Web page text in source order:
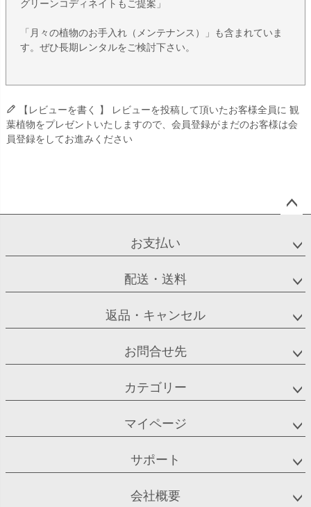
グリーンコディネイトもご提案」
「月々の植物のお手入れ（メンテナンス）」も含まれていま
す。ぜひ長期レンタルをご検討下さい。
【レビューを書く 】 レビューを投稿して頂いたお客様全員に 観
葉植物をプレゼントいたしますので、会員登録がまだのお客様は会
員登録をしてお進みください
ップ
お支払い
配送・送料
返品・キャンセル
お問合せ先
カテゴリー
マイページ
サポート
会社概要